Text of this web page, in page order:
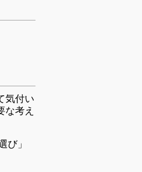
気付い
な考え
び」